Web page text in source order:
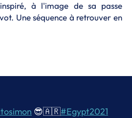
à l'image de sa passe
Une séquence à retrouver en
😎🇦🇷#Egypt2021